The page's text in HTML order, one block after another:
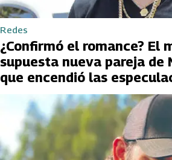
Redes
¿Confirmó el romance? El
supuesta nueva pareja de
que encendió las